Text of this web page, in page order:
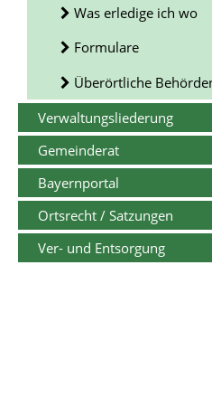
Was erledige ich wo
Formulare
Überörtliche
Verwaltungsliederung
Gemeinderat
Bayernportal
Ortsrecht / Satzungen
Ver- und Entsorgung